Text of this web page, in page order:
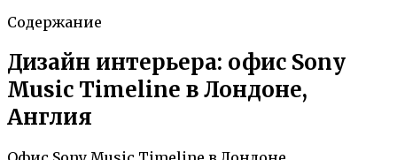
Содержание
Дизайн интерьера: офис Sony
Music Timeline в Лондоне,
Англия